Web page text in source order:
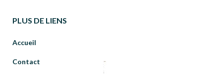
PLUS DE LIENS
Accueil
Contact